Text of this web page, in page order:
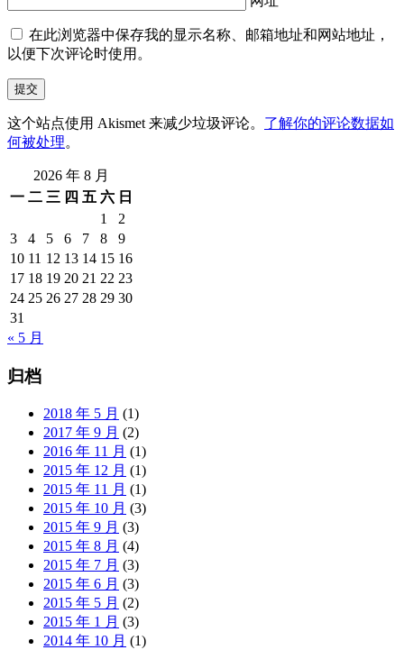
在此浏览器中保存我的显示名称、邮箱地址和网站地址，
以便下次评论时使用。
这个站点使用 Akismet 来减少垃圾评论。 了解你的评论数据如
何被处理。
2026 年 8 月
一 二 三 四 五 六 日
1
2
3
4 5 6 7 8
9
10 11 12 13 14 15 16
17 18 19 20 21 22 23
24 25 26 27 28 29 30
31
« 5 月
归档
2018 年 5 月 (1)
2017 年 9 月 (2)
2016 年 11 月 (1)
2015 年 12 月 (1)
2015 年 11 月 (1)
2015 年 10 月 (3)
2015 年 9 月 (3)
2015 年 8 月 (4)
2015 年 7 月 (3)
2015 年 6 月 (3)
2015 年 5 月 (2)
2015 年 1 月 (3)
2014 年 10 月 (1)